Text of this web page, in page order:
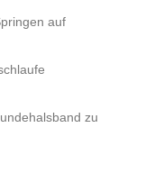
auf
zu